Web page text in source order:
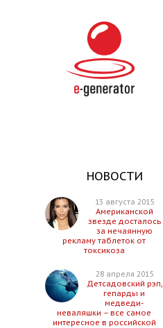
НОВОСТИ
13 августа 2015
Американской
звезде досталось
за нечаянную
рекламу таблеток от
токсикоза
28 апреля 2015
Детсадовский рэп,
гепарды и
медведи-
неваляшки – все самое
интересное в российской